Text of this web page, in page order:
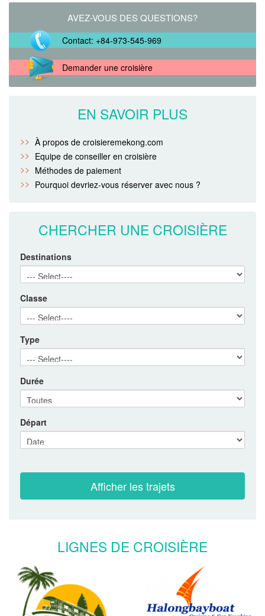
AVEZ-VOUS DES QUESTIONS?
Contact: +84-973-545-969
Demander une croisière
EN SAVOIR PLUS
À propos de croisieremekong.com
Equipe de conseiller en croisière
Méthodes de paiement
Pourquoi devriez-vous réserver avec nous ?
CHERCHER UNE CROISIÈRE
Destinations
Classe
Type
Durée
Départ
LIGNES DE CROISIÈRE